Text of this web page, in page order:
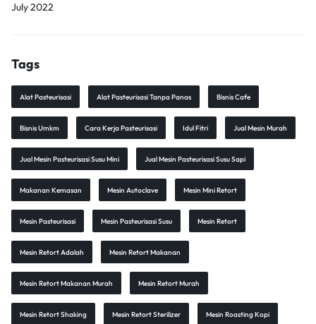
July 2022
Tags
Alat Pasteurisasi Alat Pasteurisasi Tanpa Panas Bisnis Cafe
Bisnis Umkm Cara Kerja Pasteurisasi Idul Fitri Jual Mesin Murah
Jual Mesin Pasteurisasi Susu Mini Jual Mesin Pasteurisasi Susu Sapi
Makanan Kemasan Mesin Autoclave Mesin Mini Retort
Mesin Pasteurisasi Mesin Pasteurisasi Susu Mesin Retort
Mesin Retort Adalah Mesin Retort Makanan
Mesin Retort Makanan Murah Mesin Retort Murah
Mesin Retort Shaking Mesin Retort Sterilizer Mesin Roasting Kopi